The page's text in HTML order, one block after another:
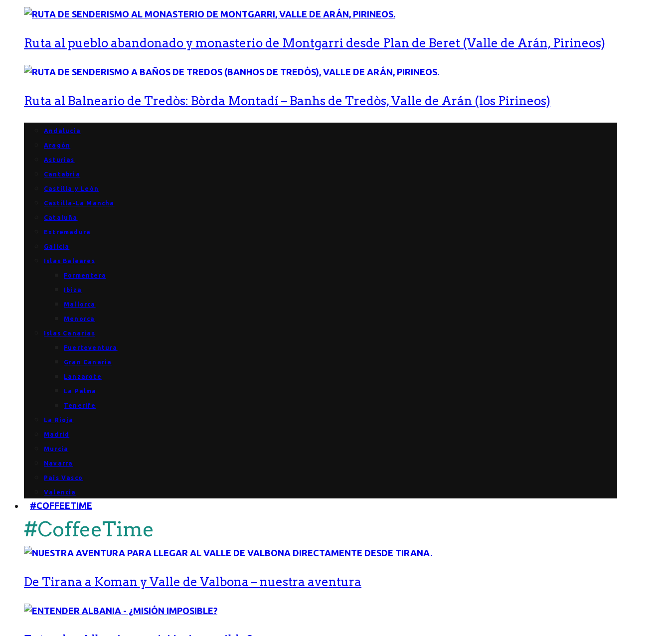
Ruta al pueblo abandonado y monasterio de Montgarri desde Plan de Beret (Valle de Arán, Pirineos)
Ruta al Balneario de Tredòs: Bòrda Montadí – Banhs de Tredòs, Valle de Arán (los Pirineos)
Andalucía
Aragón
Asturias
Cantabria
Castilla y León
Castilla-La Mancha
Cataluña
Extremadura
Galicia
Islas Baleares
Formentera
Ibiza
Mallorca
Menorca
Islas Canarias
Fuerteventura
Gran Canaria
Lanzarote
La Palma
Tenerife
La Rioja
Madrid
Murcia
Navarra
País Vasco
Valencia
#COFFEETIME
#CoffeeTime
De Tirana a Koman y Valle de Valbona – nuestra aventura